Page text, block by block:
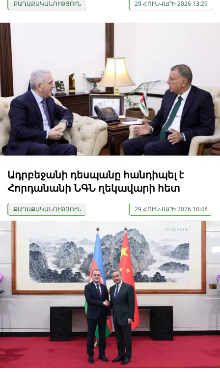
ՔԱՂԱՔԱԿԱՆՈՒԹՅՈՒՆ 29 ՀՈՒՆՎԱՐԻ 2026 13:29
Ադրբեջանի դեսպանը հանդիպել է
Հորդանանի ՆԳՆ ղեկավարի հետ
ՔԱՂԱՔԱԿԱՆՈՒԹՅՈՒՆ 29 ՀՈՒՆՎԱՐԻ 2026 10:48